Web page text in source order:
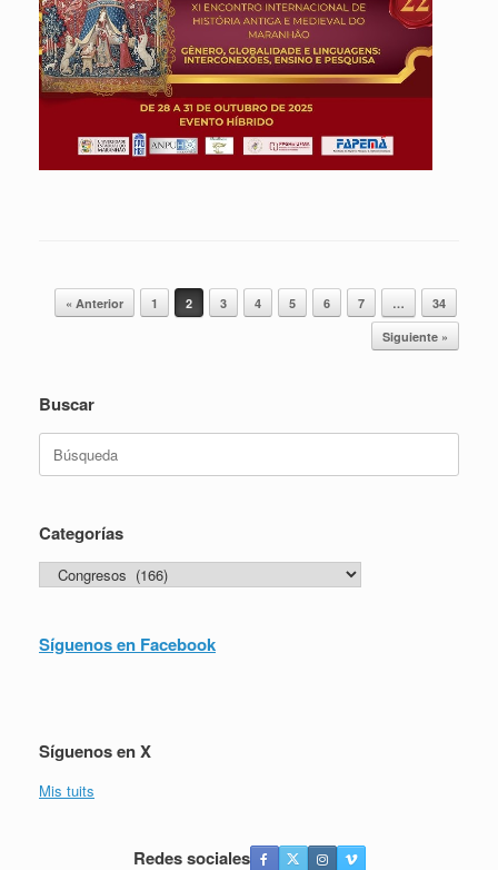
Navegador de artículos
« Anterior 1 2 3 4 5 6 7 …
34
Siguiente »
Buscar
Categorías
Categorías
Síguenos en Facebook
Síguenos en X
Mis tuits
Redes sociales